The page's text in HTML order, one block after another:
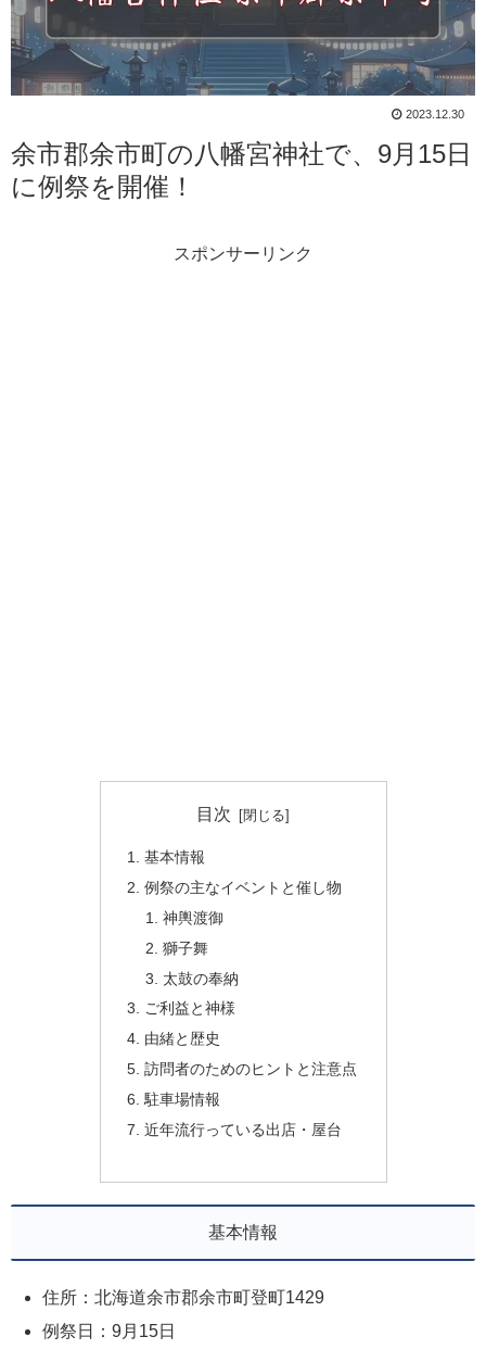
2023.12.30
余市郡余市町の八幡宮神社で、9月15日
に例祭を開催！
スポンサーリンク
目次
基本情報
例祭の主なイベントと催し物
神輿渡御
獅子舞
太鼓の奉納
ご利益と神様
由緒と歴史
訪問者のためのヒントと注意点
駐車場情報
近年流行っている出店・屋台
基本情報
住所：北海道余市郡余市町登町1429
例祭日：9月15日